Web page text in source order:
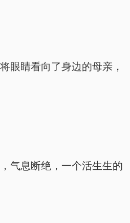
眼睛看向了身边的母亲，
气息断绝，一个活生生的